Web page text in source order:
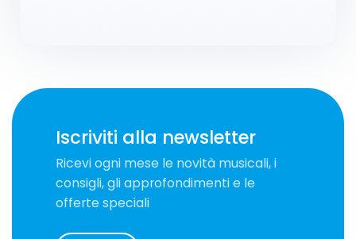
Iscriviti alla newsletter
Ricevi ogni mese le novità musicali, i
consigli, gli approfondimenti e le
offerte speciali